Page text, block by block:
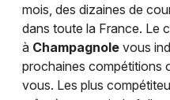
mois, des dizaines de
dans toute la France. Le
à Champagnole vous
prochaines compétitions
vous. Les plus